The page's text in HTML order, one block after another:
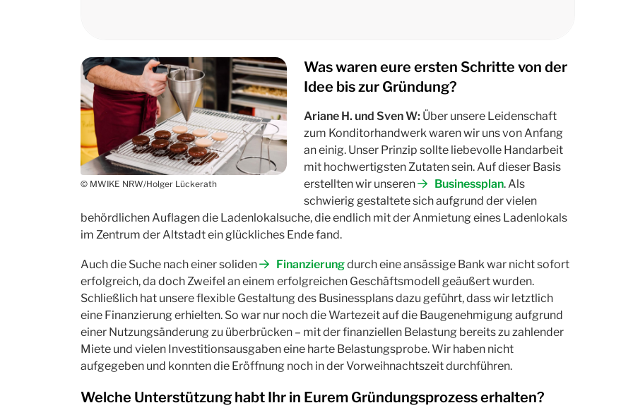
© MWIKE NRW/Holger Lückerath
Was waren eure ersten Schritte von der
Idee bis zur Gründung?
Ariane H. und Sven W: Über unsere Leidenschaft
zum Konditorhandwerk waren wir uns von Anfang
an einig. Unser Prinzip sollte liebevolle Handarbeit
mit hochwertigsten Zutaten sein. Auf dieser Basis
erstellten wir unseren
Businessplan. Als
schwierig gestaltete sich aufgrund der vielen
behördlichen Auflagen die Ladenlokalsuche, die endlich mit der Anmietung eines Ladenlokals
im Zentrum der Altstadt ein glückliches Ende fand.
Auch die Suche nach einer soliden Finanzierungdurch eine ansässige Bank war nicht sofort
erfolgreich, da doch Zweifel an einem erfolgreichen Geschäftsmodell geäußert wurden.
Schließlich hat unsere flexible Gestaltung des Businessplans dazu geführt, dass wir letztlich
eine Finanzierung erhielten. So war nur noch die Wartezeit auf die Baugenehmigung aufgrund
einer Nutzungsänderung zu überbrücken – mit der finanziellen Belastung bereits zu zahlender
Miete und vielen Investitionsausgaben eine harte Belastungsprobe. Wir haben nicht
aufgegeben und konnten die Eröffnung noch in der Vorweihnachtszeit durchführen.
Welche Unterstützung habt Ihr in Eurem Gründungsprozess erhalten?